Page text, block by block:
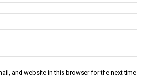
and website in this browser for the next time